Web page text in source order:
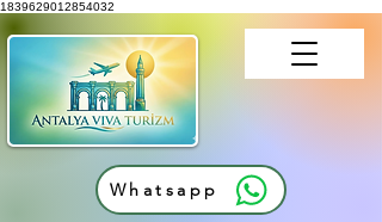
1839629012854032
Whatsapp